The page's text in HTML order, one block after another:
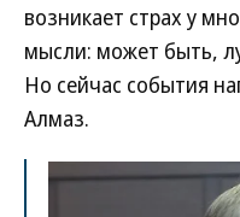
возникает страх у
мысли: может быть,
Но сейчас события
Алмаз.